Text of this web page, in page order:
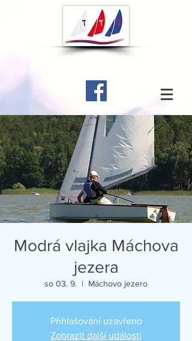
Modrá vlajka Máchova
jezera
so 03. 9.
  |
Máchovo jezero
Přihlašování uzavřeno
Zobrazit další události